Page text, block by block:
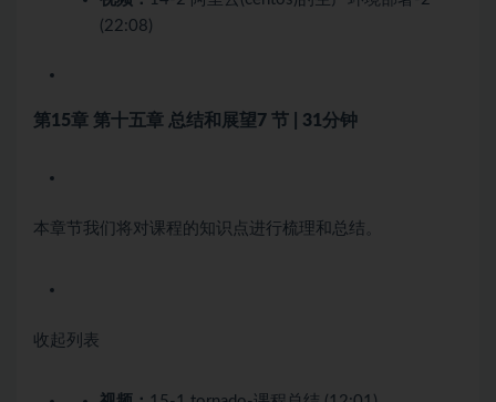
(22:08)
第15章 第十五章 总结和展望7 节 | 31分钟
本章节我们将对课程的知识点进行梳理和总结。
收起列表